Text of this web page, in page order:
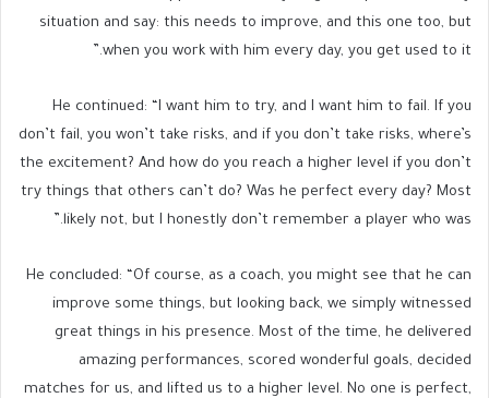
situation and say: this needs to improve, and this one too, but
when you work with him every day, you get used to it.”
He continued: “I want him to try, and I want him to fail. If you
don’t fail, you won’t take risks, and if you don’t take risks, where’s
the excitement? And how do you reach a higher level if you don’t
try things that others can’t do? Was he perfect every day? Most
likely not, but I honestly don’t remember a player who was.”
He concluded: “Of course, as a coach, you might see that he can
improve some things, but looking back, we simply witnessed
great things in his presence. Most of the time, he delivered
amazing performances, scored wonderful goals, decided
matches for us, and lifted us to a higher level. No one is perfect,